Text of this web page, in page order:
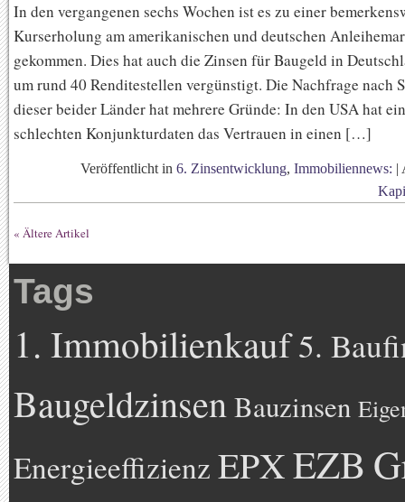
In den vergangenen sechs Wochen ist es zu einer
Kurserholung am amerikanischen und deutschen
gekommen. Dies hat auch die Zinsen für Baugeld in
um rund 40 Renditestellen vergünstigt. Die Nachfrage nach
dieser beider Länder hat mehrere Gründe: In den USA hat
schlechten Konjunkturdaten das Vertrauen in einen […]
Veröffentlicht in 6. Zinsentwicklung, Immobiliennews: |
« Ältere Artikel
Tags
1. Immobilienkauf5.
BaugeldzinsenBauzinsen
Energieeffizienz EPXEZB